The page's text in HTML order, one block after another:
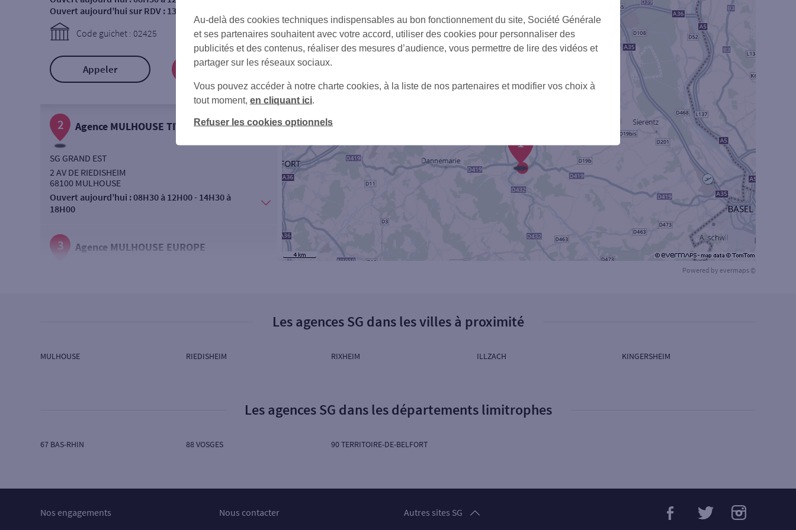
2
1
Ouvert aujourd’hui sur RDV : 13H30 à 18H00
Code guichet : 02425
Appeler Prendre RDV
2 Agence MULHOUSE TIVOLI
SG GRAND EST
2 AV DE RIEDISHEIM
68100 MULHOUSE
Ouvert aujourd’hui :08H30 à 12H00 - 14H30 à
18H00
3 Agence MULHOUSE EUROPE
Ouvert aujourd’hui :
08H30 à 12H00 - 14H30 à
Powered by evermaps ©
Les agences SG dans les villes à proximité
MULHOUSE RIEDISHEIM RIXHEIM ILLZACH KINGERSHEIM
Les agences SG dans les départements limitrophes
67 BAS-RHIN 88 VOSGES 90 TERRITOIRE-DE-BELFORT
Nos engagements Nous contacter Autres sites SG
Au-delà des cookies techniques indispensables au bon fonctionnement du site, Société Générale
et ses partenaires souhaitent avec votre accord, utiliser des cookies pour personnaliser des
publicités et des contenus, réaliser des mesures d’audience, vous permettre de lire des vidéos et
partager sur les réseaux sociaux.
Vous pouvez accéder à notre charte cookies, à la liste de nos partenaires et modifier vos choix à
tout moment, en cliquant ici.
Refuser les cookies optionnels